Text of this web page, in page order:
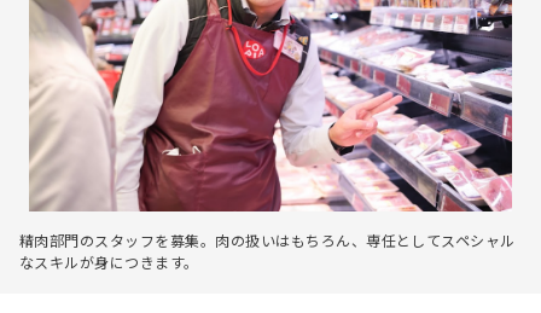
精肉部門のスタッフを募集。肉の扱いはもちろん、専任としてスペシャル
なスキルが身につきます。